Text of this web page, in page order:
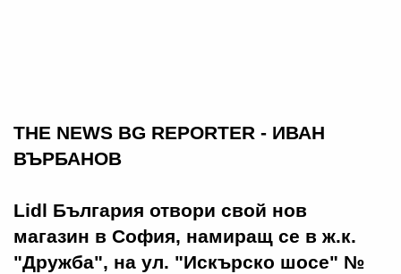
THE NEWS BG REPORTER - ИВАН
ВЪРБАНОВ
Lidl България отвори свой нов
магазин в София, намиращ се в ж.к.
"Дружба", на ул. "Искърско шосе" №